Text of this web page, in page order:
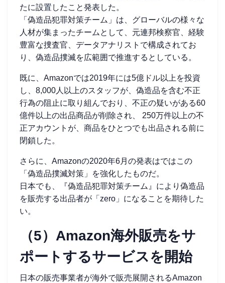
たに設置したこと発表した。
「偽造品犯罪対策チーム」は、グローバルの様々な
人材が集まったチームとして、元連邦検察官、経験
豊富な捜査官、データアナリストで構成されてお
り、偽造品撲滅を広範囲で推進するとしている。
既に、Amazonでは2019年には5億ドル以上を投資
し、8,000人以上のスタッフが、偽造品を含む不正
行為の阻止に取り組んでおり、不正の疑いがある60
億件以上の出品商品が削除され、 250万件以上の不
正アカウントが、商品をひとつでも出品される前に
閉鎖した。
さらに、Amazonの2020年6月の発表はではこの
「偽造品撲滅対策」を強化したものだ。
日本でも、『偽造品犯罪対策チーム』により偽造品
を販売する出品者が「zero」になることを期待した
い。
（5）Amazon海外販売をサ
ポートするサービスを開始
日本の販売事業者が海外で販売展開されるAmazon